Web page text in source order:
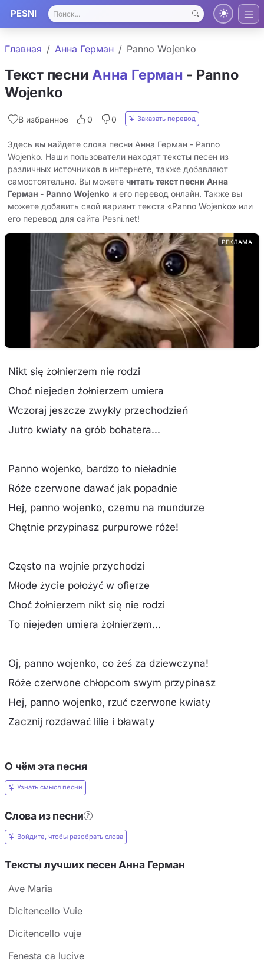
PESNI
Главная Анна Герман Panno Wojenko
Текст песни Анна Герман - Panno
Wojenko
В избранное 0 0 Заказать перевод
Здесь вы найдете слова песни Анна Герман - Panno
Wojenko. Наши пользователи находят тексты песен из
различных источников в интернете, также добавляют
самостоятельно. Вы можете читать текст песни Анна
Герман - Panno Wojenko и его перевод онлайн. Также вы
можете добавить свой вариант текста «Panno Wojenko» или
его перевод для сайта Pesni.net!
РЕКЛАМА
Nikt się żołnierzem nie rodzi
Choć niejeden żołnierzem umiera
Wczoraj jeszcze zwykły przechodzień
Jutro kwiaty na grób bohatera...
Panno wojenko, bardzo to nieładnie
Róże czerwone dawać jak popadnie
Hej, panno wojenko, czemu na mundurze
Chętnie przypinasz purpurowe róże!
Często na wojnie przychodzi
Młode życie położyć w ofierze
Choć żołnierzem nikt się nie rodzi
To niejeden umiera żołnierzem...
Oj, panno wojenko, co żeś za dziewczyna!
Róże czerwone chłopcom swym przypinasz
Hej, panno wojenko, rzuć czerwone kwiaty
Zacznij rozdawać lilie i bławaty
О чём эта песня
Узнать смысл песни
Слова из песни
Войдите, чтобы разобрать слова
Тексты лучших песен Анна Герман
Ave Maria
Dicitencello Vuie
Dicitencello vuje
Fenesta ca lucive